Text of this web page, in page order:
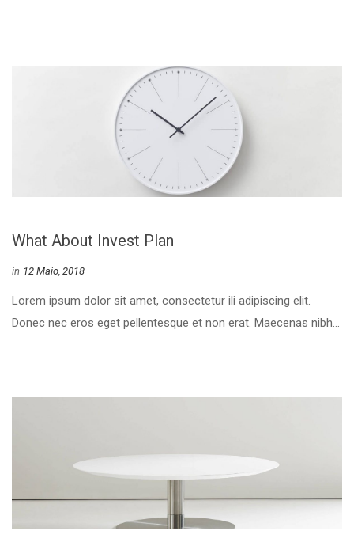
What About Invest Plan
in 12 Maio, 2018
Lorem ipsum dolor sit amet, consectetur ili adipiscing elit.
Donec nec eros eget pellentesque et non erat. Maecenas nibh...